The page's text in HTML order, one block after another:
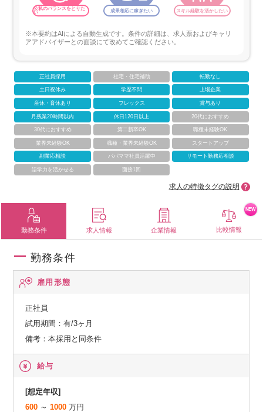
公私のバランスをとりた
い 成果相応に稼ぎたい スキル経験を活かしたい
※本要約はAIによる自動生成です。条件の詳細は、求人票およびキャリ
アアドバイザーとの面談にて改めてご確認ください。
正社員採用 社宅・住宅補助 転勤なし
土日祝休み 学歴不問 上場企業
産休・育休あり フレックス 賞与あり
月残業20時間以内 休日120日以上 20代におすすめ
30代におすすめ 第二新卒OK 職種未経験OK
業界未経験OK 職種・業界未経験OK スタートアップ
副業応相談 パパママ社員活躍中 リモート勤務応相談
語学力を活かせる 面接1回
求人の特徴タグの説明
勤務条件 求人情報 企業情報 比較情報
NEW
勤務条件
雇用形態
正社員
試用期間：有/3ヶ月
備考：本採用と同条件
給与
[想定年収]
600 ～1000 万円